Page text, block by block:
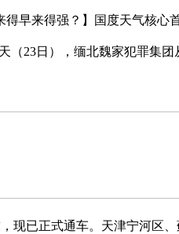
得早来得强？】国度天气核心
（23日），缅北魏家犯罪集团
现已正式通车。天津宁河区